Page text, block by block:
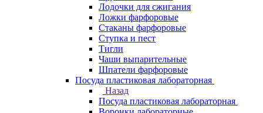
Лодочки для сжигания
Ложки фарфоровые
Стаканы фарфоровые
Ступка и пест
Тигли
Чаши выпарительные
Шпатели фарфоровые
Посуда пластиковая лабораторная
Назад
Посуда пластиковая лабораторная